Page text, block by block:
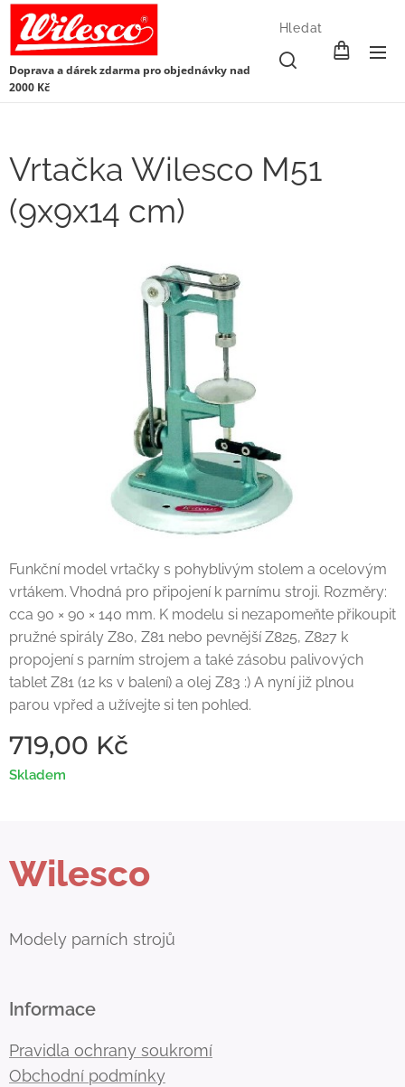
Doprava a dárek zdarma pro objednávky nad
2000 Kč
Hledat
Vrtačka Wilesco M51
(9x9x14 cm)
Funkční model vrtačky s pohyblivým stolem a ocelovým
vrtákem. Vhodná pro připojení k parnímu stroji. Rozměry:
cca 90 × 90 × 140 mm. K modelu si nezapomeňte přikoupit
pružné spirály Z80, Z81 nebo pevnější Z825, Z827 k
propojení s parním strojem a také zásobu palivových
tablet Z81 (12 ks v balení) a olej Z83 :) A nyní již plnou
parou vpřed a užívejte si ten pohled.
719,00 Kč
Skladem
Wilesco
Modely parních strojů
Informace
Pravidla ochrany soukromí
Obchodní podmínky